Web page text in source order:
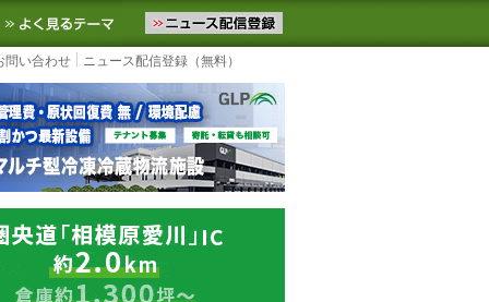
ースをお届けします。物流ニュースメール配信を登録す
お気に入りに追加 よく見るテーマ
問い合わせ ニュース配信登録（無料）